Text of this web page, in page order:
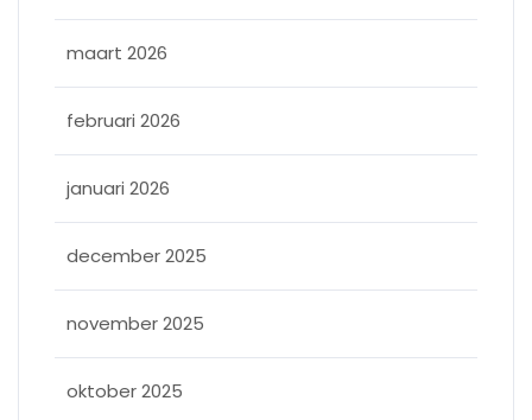
maart 2026
februari 2026
januari 2026
december 2025
november 2025
oktober 2025